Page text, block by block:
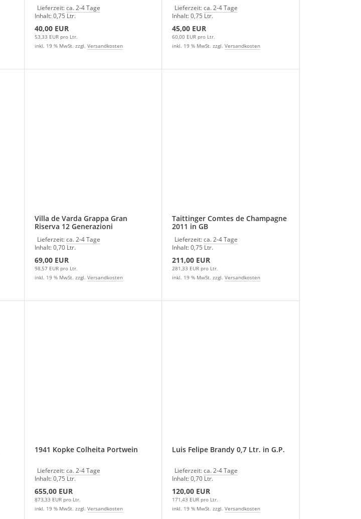
Lieferzeit:ca. 2-4 Tage
Inhalt: 0,75 Ltr.
40,00 EUR
53,33 EUR pro Ltr.
inkl. 19 % MwSt. zzgl. Versandkosten
Lieferzeit:ca. 2-4 Tage
Inhalt: 0,75 Ltr.
45,00 EUR
60,00 EUR pro Ltr.
inkl. 19 % MwSt. zzgl.Versandkosten
Villa de Varda Grappa Gran
Riserva 12 Generazioni
Lieferzeit:ca. 2-4 Tage
Inhalt: 0,70 Ltr.
69,00 EUR
98,57 EUR pro Ltr.
inkl. 19 % MwSt. zzgl. Versandkosten
Taittinger Comtes de Champagne
2011 in GB
Lieferzeit:ca. 2-4 Tage
Inhalt: 0,75 Ltr.
211,00 EUR
281,33 EUR pro Ltr.
inkl. 19 % MwSt. zzgl.Versandkosten
1941 Kopke Colheita Portwein
Lieferzeit:ca. 2-4 Tage
Inhalt: 0,75 Ltr.
655,00 EUR
873,33 EUR pro Ltr.
inkl. 19 % MwSt. zzgl. Versandkosten
Luis Felipe Brandy 0,7 Ltr. in G.P.
Lieferzeit:ca. 2-4 Tage
Inhalt: 0,70 Ltr.
120,00 EUR
171,43 EUR pro Ltr.
inkl. 19 % MwSt. zzgl.Versandkosten